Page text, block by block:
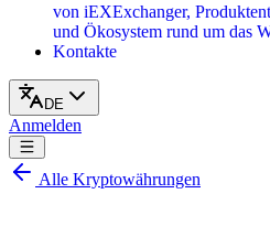
von iEXExchanger,
und Ökosystem rund um das
Kontakte
DE
Anmelden
Alle Kryptowährungen